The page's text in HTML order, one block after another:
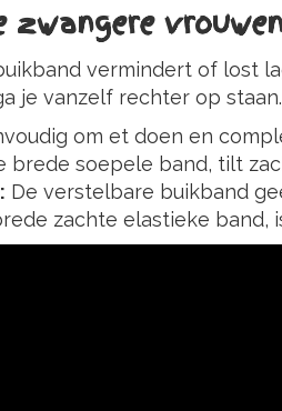
zwangere
vermindert of lost
je vanzelf rechter op
om et doen en
brede soepele band, tilt
De verstelbare buikband
zachte elastieke band,